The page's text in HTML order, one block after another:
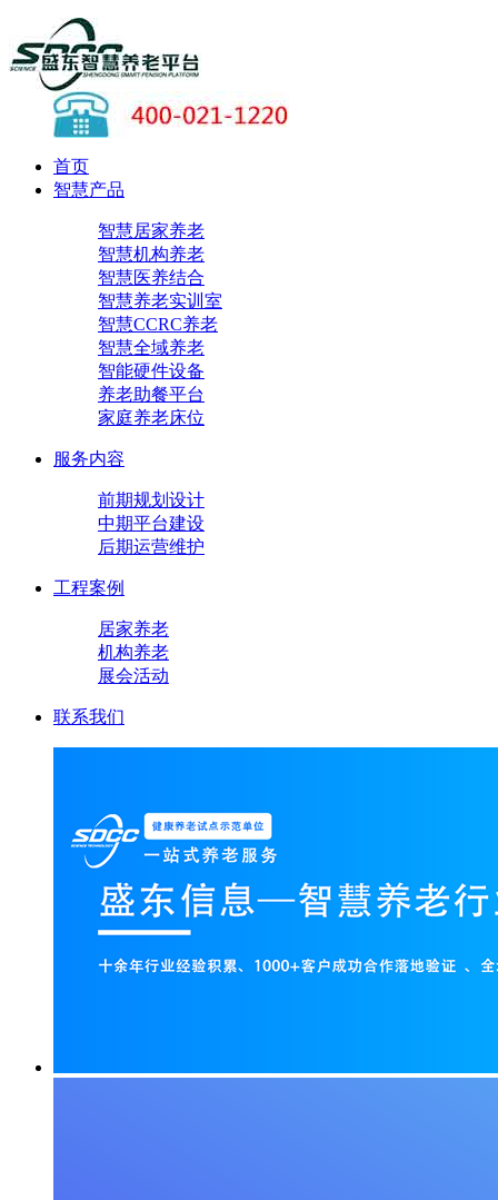
首页
智慧产品
智慧居家养老
智慧机构养老
智慧医养结合
智慧养老实训室
智慧CCRC养老
智慧全域养老
智能硬件设备
养老助餐平台
家庭养老床位
服务内容
前期规划设计
中期平台建设
后期运营维护
工程案例
居家养老
机构养老
展会活动
联系我们